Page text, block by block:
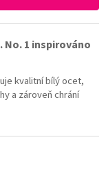
No. 1 inspirováno
kvalitní bílý ocet,
a zároveň chrání